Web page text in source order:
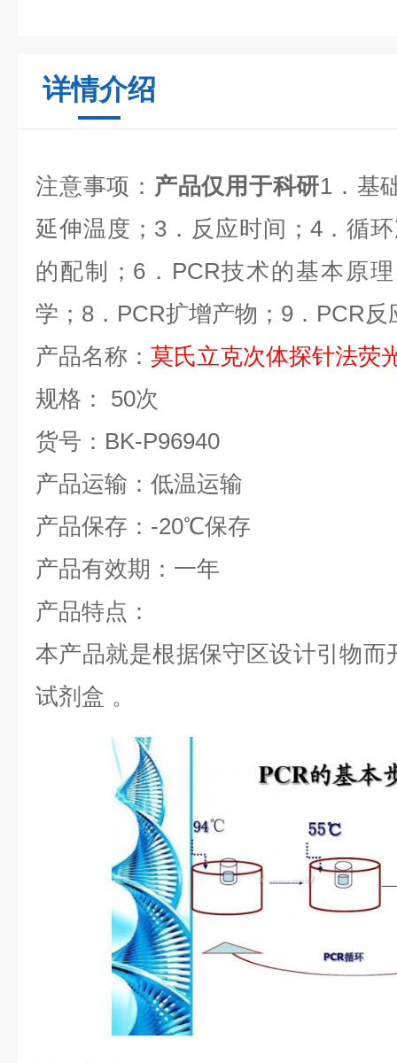
详情介绍
注意事项： 产品仅用于科研1 ．基
延伸温度； 3．反应时间； 4．循
的配制； 6． PCR技术的基本原
学； 8 ． PCR扩增产物； 9 ． PCR反
产品名称： 莫氏立克次体探针法荧
规格：
50次
货号： BK-P96940
产品运输：低温运输
产品保存： -20℃保存
产品有效期：一年
产品特点：
本产品就是根据保守区设计引物而
试剂盒 。